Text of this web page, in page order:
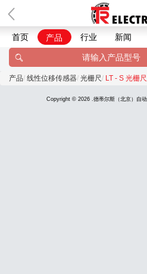
首页 产品 行业 新闻
产品 线性位移传感器 光栅尺 LT - S 光栅尺
Copyright © 2026 .德蒂尔斯（北京）自